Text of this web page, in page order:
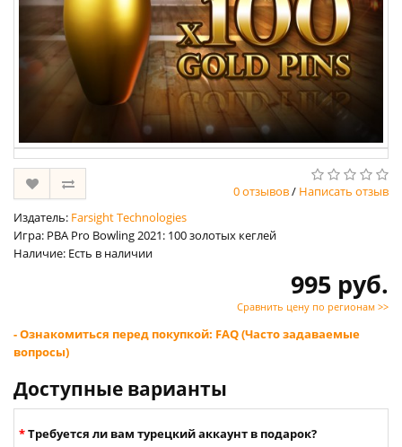
0 отзывов/ Написать отзыв
Издатель: Farsight Technologies
Игра: PBA Pro Bowling 2021: 100 золотых кеглей
Наличие: Есть в наличии
995 руб.
Сравнить цену по регионам >>
- Ознакомиться перед покупкой: FAQ (Часто задаваемые
вопросы)
Доступные варианты
Требуется ли вам турецкий аккаунт в подарок?